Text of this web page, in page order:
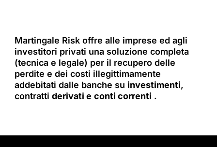
Martingale Risk offre alle imprese ed agli
investitori privati una soluzione completa
(tecnica e legale) per il recupero delle
perdite e dei costi illegittimamente
addebitati dalle banche su investimenti,
contratti derivati e conti correnti .